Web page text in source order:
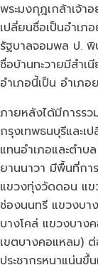
พระมงกุฎเกล้าเจ้า
เปลี่ยนชื่อเป็นอำเภ
รัฐบาลจอมพล ป. พิ
ชื่อบ้านทะวายมีสำเ
อำเภอนี้เป็น อำเภ
ภายหลังได้มีการรว
กรุงเทพธนบุรีและเ
แทนอำเภอและตำบ
ยานนาวา มีพื้นที่กา
แขวงทุ่งวัดดอน แข
ช่องนนทรี แขวงบา
บางโคล่ แขวงบาง
เขตบางคอแหลม)
ประชากรหนาแน่น